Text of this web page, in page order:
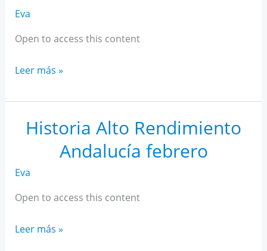
Eva
Open to access this content
Historia
Rendimiento
Andalucía
marzo
Leer más »
Historia Alto Rendimiento
Andalucía febrero
Eva
Open to access this content
Historia
Leer más »